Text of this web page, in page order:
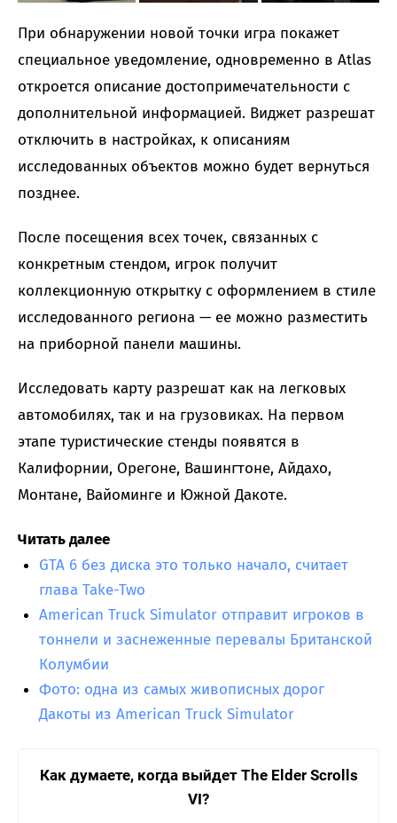
При обнаружении новой точки игра покажет
специальное уведомление, одновременно в Atlas
откроется описание достопримечательности с
дополнительной информацией. Виджет разрешат
отключить в настройках, к описаниям
исследованных объектов можно будет вернуться
позднее.
После посещения всех точек, связанных с
конкретным стендом, игрок получит
коллекционную открытку с оформлением в стиле
исследованного региона — ее можно разместить
на приборной панели машины.
Исследовать карту разрешат как на легковых
автомобилях, так и на грузовиках. На первом
этапе туристические стенды появятся в
Калифорнии, Орегоне, Вашингтоне, Айдахо,
Монтане, Вайоминге и Южной Дакоте.
Читать далее
GTA 6 без диска это только начало, считает
глава Take-Two
American Truck Simulator отправит игроков в
тоннели и заснеженные перевалы Британской
Колумбии
Фото: одна из самых живописных дорог
Дакоты из American Truck Simulator
Как думаете, когда выйдет The Elder Scrolls
VI?